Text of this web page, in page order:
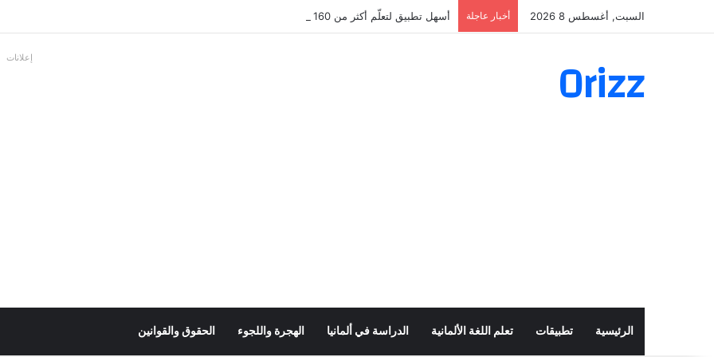
السبت, أغسطس 8 2026 أخبار عاجلة أسهل تطبيق لتعلّم أكثر من 160 ألف فعل بالألمانية
Orizz إعلانات
الرئيسية تطبيقات تعلم اللغة الألمانية الدراسة في ألمانيا الهجرة واللجوء الحقوق والقوانين